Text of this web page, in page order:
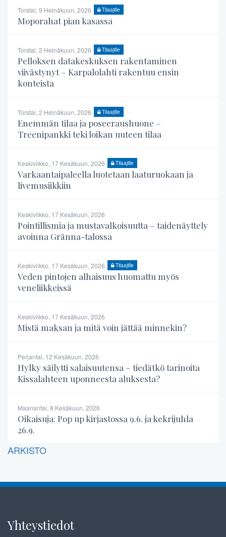
Torstai, 9 Heinäkuun, 2026 Tilaajille
Moporahat pian kasassa
Torstai, 2 Heinäkuun, 2026 Tilaajille
Pelloksen datakeskuksen rakentaminen
viivästynyt – Karpalolahti rakentuu ensin
konteista
Torstai, 2 Heinäkuun, 2026 Tilaajille
Enemmän tilaa ja poseeraushuone –
Treenipankki teki loikan uuteen tilaa
Keskiviikko, 17 Kesäkuun, 2026 Tilaajille
Varkaantaipaleella luotetaan laaturuokaan ja
livemusiikkiin
Keskiviikko, 17 Kesäkuun, 2026
Pointillismia ja mustavalkoisuutta – taidenäyttely
avoinna Gränna-talossa
Keskiviikko, 17 Kesäkuun, 2026 Tilaajille
Veden pintojen alhaisuus huomattu myös
veneliikkeissä
Keskiviikko, 17 Kesäkuun, 2026
Mistä maksan ja mitä voin jättää minnekin?
Perjantai, 12 Kesäkuun, 2026
Hylky säilytti salaisuutensa – tiedätkö tarinoita
Kissalahteen uponneesta aluksesta?
Maanantai, 8 Kesäkuun, 2026
Oikaisuja: Pop up kirjastossa 9.6. ja kekrijuhla
26.9.
ARKISTO
Yhteystiedot